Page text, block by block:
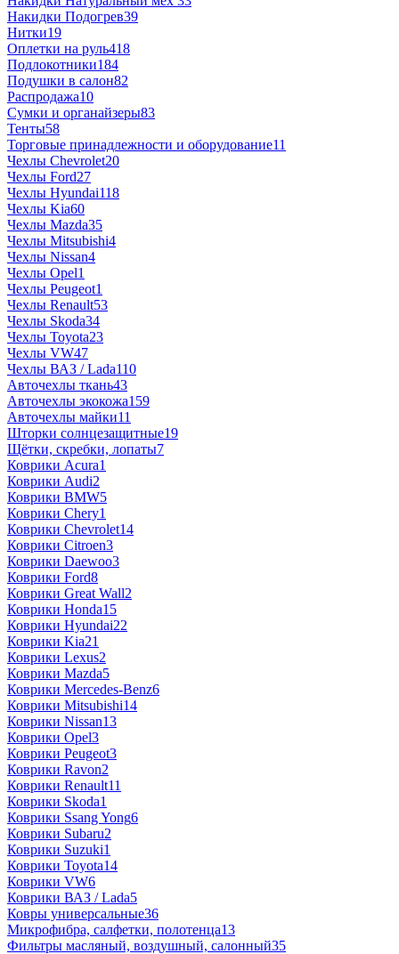
Накидки Подогрев39
Нитки19
Оплетки на руль418
Подлокотники184
Подушки в салон82
Распродажа10
Сумки и органайзеры83
Тенты58
Торговые принадлежности и оборудование11
Чехлы Chevrolet20
Чехлы Ford27
Чехлы Hyundai118
Чехлы Kia60
Чехлы Mazda35
Чехлы Mitsubishi4
Чехлы Nissan4
Чехлы Opel1
Чехлы Peugeot1
Чехлы Renault53
Чехлы Skoda34
Чехлы Toyota23
Чехлы VW47
Чехлы ВАЗ / Lada110
Авточехлы ткань43
Авточехлы экокожа159
Авточехлы майки11
Шторки солнцезащитные19
Щётки, скребки, лопаты7
Коврики Acura1
Коврики Audi2
Коврики BMW5
Коврики Chery1
Коврики Chevrolet14
Коврики Citroen3
Коврики Daewoo3
Коврики Ford8
Коврики Great Wall2
Коврики Honda15
Коврики Hyundai22
Коврики Kia21
Коврики Lexus2
Коврики Mazda5
Коврики Mercedes-Benz6
Коврики Mitsubishi14
Коврики Nissan13
Коврики Opel3
Коврики Peugeot3
Коврики Ravon2
Коврики Renault11
Коврики Skoda1
Коврики Ssang Yong6
Коврики Subaru2
Коврики Suzuki1
Коврики Toyota14
Коврики VW6
Коврики ВАЗ / Lada5
Ковры универсальные36
Микрофибра, салфетки, полотенца13
Фильтры масляный, воздушный, салонный35